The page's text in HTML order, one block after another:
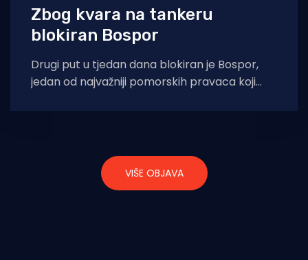
Zbog kvara na tankeru
blokiran Bospor
Drugi put u tjedan dana blokiran je Bospor,
jedan od najvažniji pomorskih pravaca koji
VIŠE OBJAVA